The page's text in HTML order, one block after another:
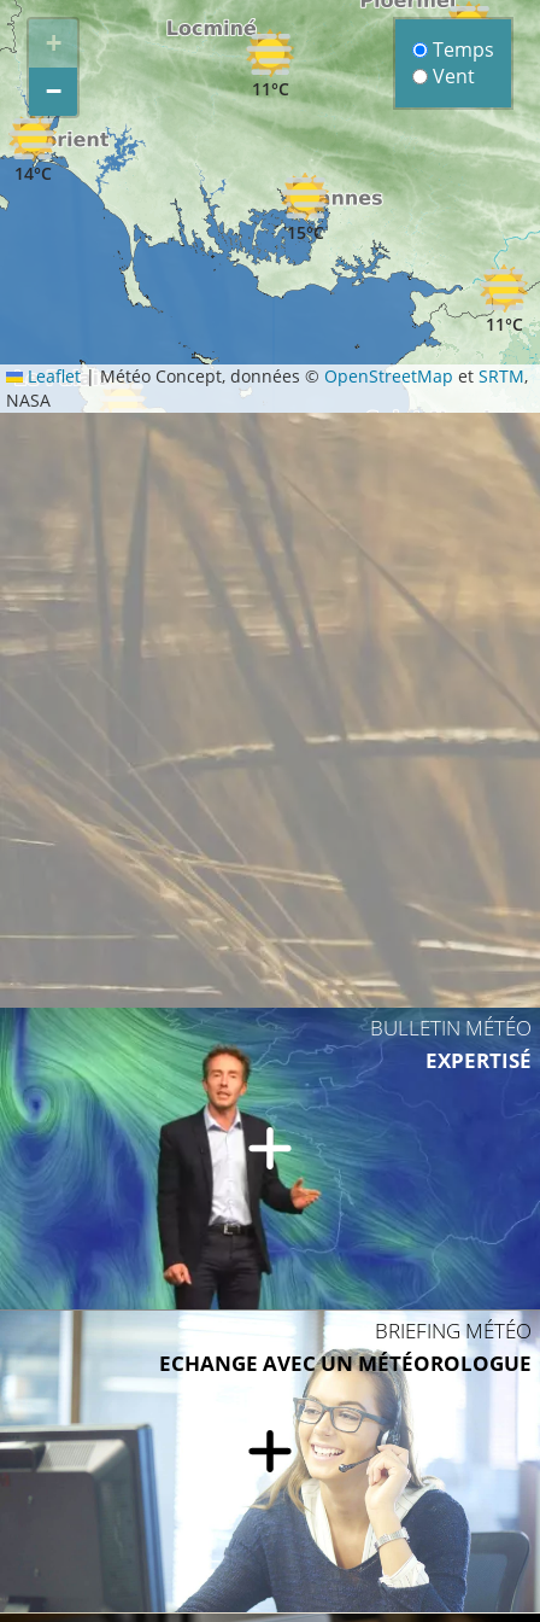
11°C
14°C
9°C
11°C
15°C
+
−
Temps
Vent
Leaflet |Météo Concept, données ©OpenStreetMap etSRTM,
NASA
BULLETIN MÉTÉO
EXPERTISÉ
BRIEFING MÉTÉO
ECHANGE AVEC UN MÉTÉOROLOGUE